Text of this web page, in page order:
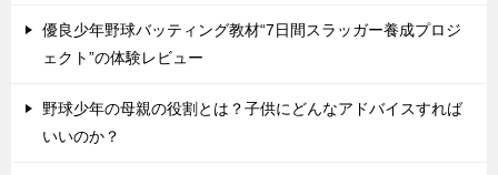
優良少年野球バッティング教材“7日間スラッガー養成プロジ
ェクト”の体験レビュー
野球少年の母親の役割とは？子供にどんなアドバイスすれば
いいのか？